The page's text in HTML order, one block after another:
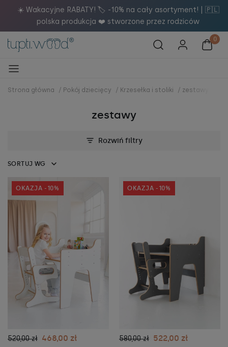
Dołącz do naszego newslettera i otrzymaj 5% rabatu na
zakupy! 🚀
Strona główna / Pokój dziecięcy / Krzesełka i stoliki / zestawy
zestawy
Rozwiń filtry
SORTUJ WG
520,00 zł 468,00 zł
OKAZJA -10%
580,00 zł 522,00 zł
OKAZJA -10%